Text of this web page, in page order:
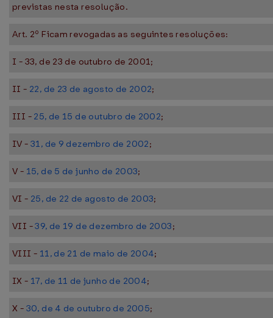
previstas nesta resolução.
Art. 2º Ficam revogadas as seguintes resoluções:
I - 33, de 23 de outubro de 2001;
II - 22, de 23 de agosto de 2002;
III - 25, de 15 de outubro de 2002;
IV - 31, de 9 dezembro de 2002;
V - 15, de 5 de junho de 2003;
VI - 25, de 22 de agosto de 2003;
VII -39, de 19 de dezembro de 2003;
VIII - 11, de 21 de maio de 2004;
IX - 17, de 11 de junho de 2004;
X - 30, de 4 de outubro de 2005;